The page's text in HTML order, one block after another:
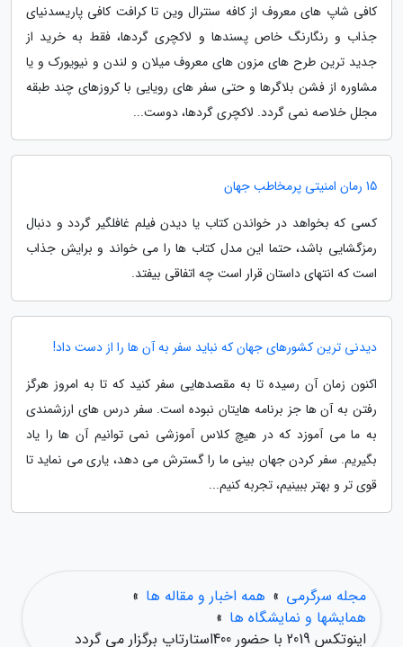
کافی شاپ های معروف از کافه سنترال وین تا کرافت کافی پاریسدنیای
جذاب و رنگارنگ خاص پسندها و لاکچری گردها، فقط به خرید از
جدید ترین طرح های مزون های معروف میلان و لندن و نیویورک و یا
مشاوره از فشن بلاگرها و حتی سفر های رویایی با کروزهای چند طبقه
مجلل خلاصه نمی گردد. لاکچری گردها، دوست...
15 رمان امنیتی پرمخاطب جهان
کسی که بخواهد در خواندن کتاب یا دیدن فیلم غافلگیر گردد و دنبال
رمزگشایی باشد، حتما این مدل کتاب ها را می خواند و برایش جذاب
است که انتهای داستان قرار است چه اتفاقی بیفتد.
دیدنی ترین کشورهای جهان که نباید سفر به آن ها را از دست داد!
اکنون زمان آن رسیده تا به مقصدهایی سفر کنید که تا به امروز هرگز
رفتن به آن ها جز برنامه هایتان نبوده است. سفر درس های ارزشمندی
به ما می آموزد که در هیچ کلاس آموزشی نمی توانیم آن ها را یاد
بگیریم. سفر کردن جهان بینی ما را گسترش می دهد، یاری می نماید تا
قوی تر و بهتر ببینیم، تجربه کنیم...
مجله سرگرمی » همه اخبار و مقاله ها »
همایشها و نمایشگاه ها »
اینوتکس 2019 با حضور 400استارتاپ برگزار می گردد